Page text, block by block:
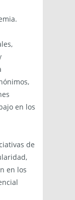
en los
de
en los